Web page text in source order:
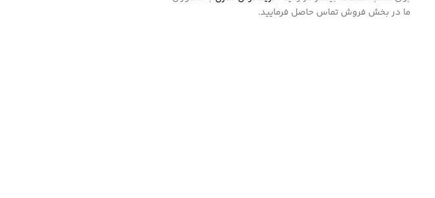
ما در بخش فروش تماس حاصل فرمایید.